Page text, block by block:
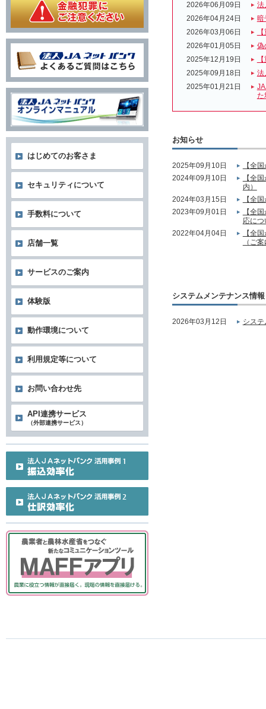
2026年06月09日
法
2026年04月24日
暗
2026年03月06日
2026年01月05日
偽
2025年12月19日
2025年09月18日
法
2025年01月21日
た
お知らせ
2025年09月10日
【全
2024年09月10日
【全
内）
2024年03月15日
【全
2023年09月01日
【全
応に
2022年04月04日
【全
（ご
システムメンテナンス情報
2026年03月12日 シス
はじめてのお客さま
セキュリティについて
手数料について
店舗一覧
サービスのご案内
体験版
動作環境について
利用規定等について
お問い合わせ先
API連携サービス
（外部連携サービス）